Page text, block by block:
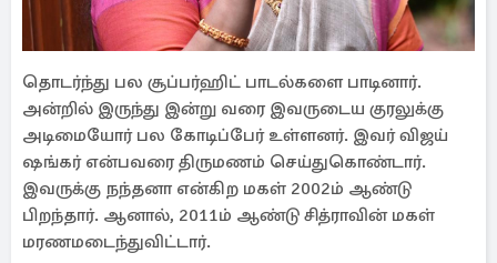
தொடர்ந்து பல சூப்பர்ஹிட் பாடல்களை பாடினார்.
அன்றில் இருந்து இன்று வரை இவருடைய குரலுக்கு
அடிமையோர் பல கோடிப்பேர் உள்ளனர். இவர் விஜய்
ஷங்கர் என்பவரை திருமணம் செய்துகொண்டார்.
இவருக்கு நந்தனா என்கிற மகள் 2002ம் ஆண்டு
பிறந்தார். ஆனால், 2011ம் ஆண்டு சித்ராவின் மகள்
மரணமடைந்துவிட்டார்.